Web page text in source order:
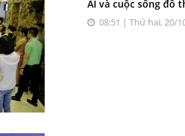
AI và cuộc sống đô
08:51 | Thứ hai, 20/